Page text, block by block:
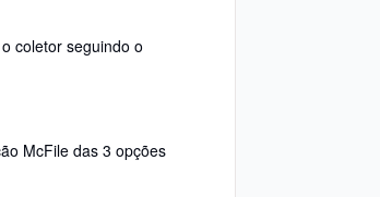
coletor seguindo o
McFile das 3 opções